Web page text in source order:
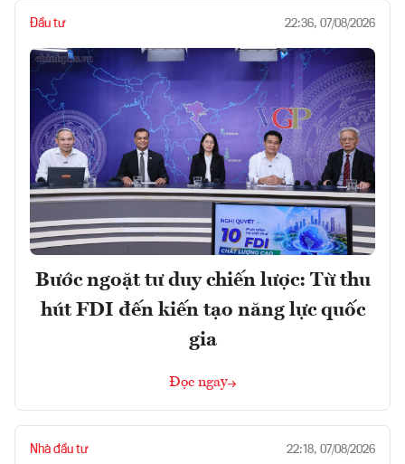
Đầu tư 22:36, 07/08/2026
Bước ngoặt tư duy chiến lược: Từ thu
hút FDI đến kiến tạo năng lực quốc
gia
Đọc ngay
Nhà đầu tư 22:18, 07/08/2026